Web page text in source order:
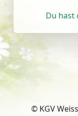
Du hast
© KGV